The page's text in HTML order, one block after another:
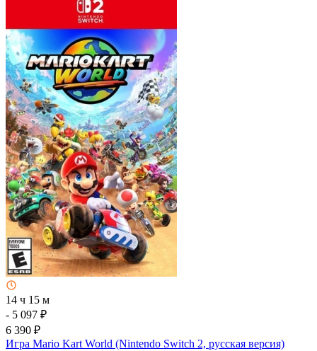
14 ч 15 м
- 5 097 ₽
6 390 ₽
Игра Mario Kart World (Nintendo Switch 2, русская версия)